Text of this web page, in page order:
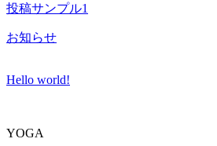
投稿サンプル1
お知らせ
Hello world!
YOGA